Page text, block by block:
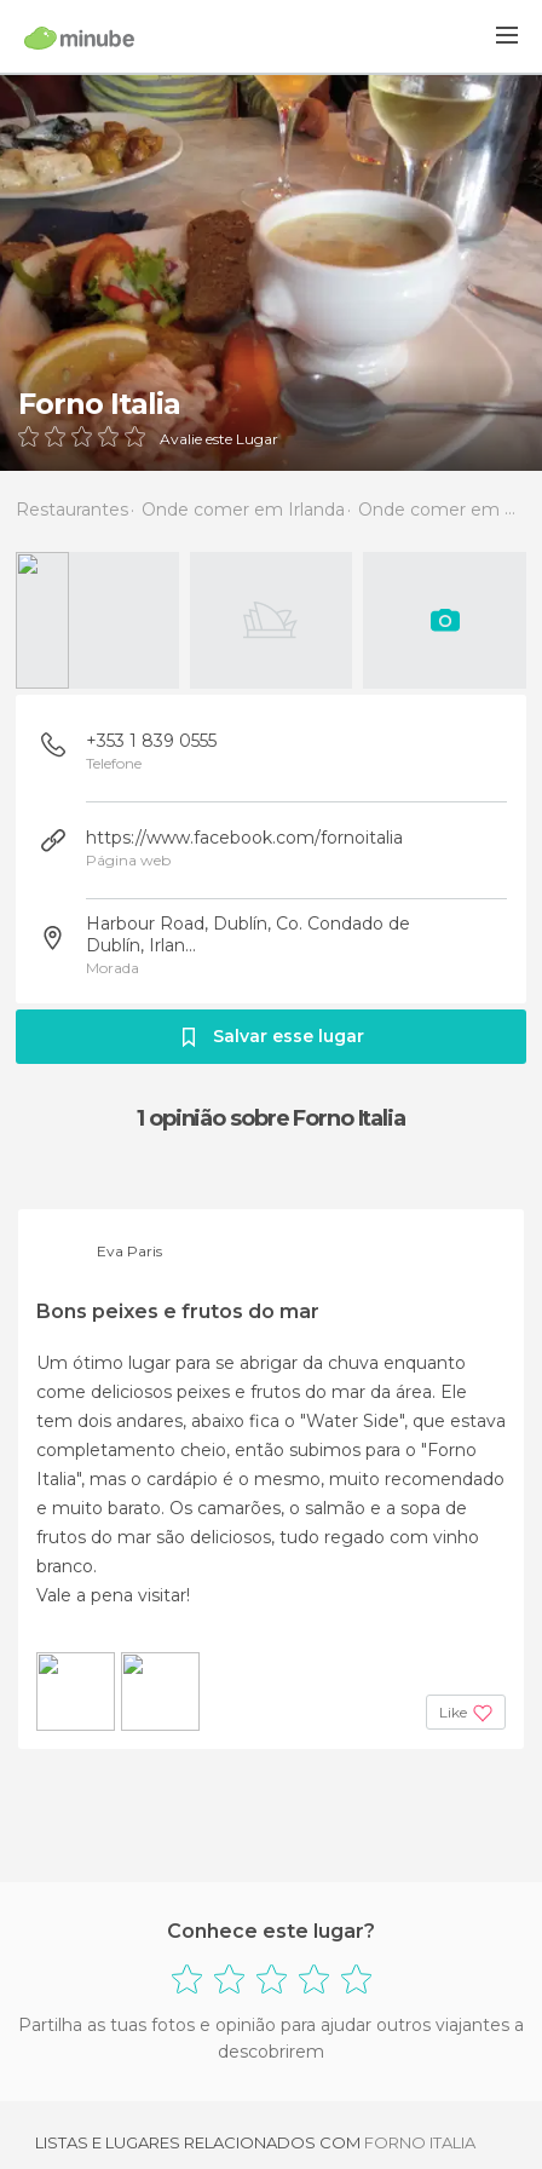
Forno Italia
Avalie este Lugar
Restaurantes Onde comer em Irlanda Onde comer em Dublin
+353 1 839 0555
Telefone
https://www.facebook.com/fornoitalia
Página web
Harbour Road, Dublín, Co. Condado de
Dublín, Irlan...
Morada
Salvar esse lugar
1 opiniãosobre Forno Italia
Eva Paris
Bons peixes e frutos do mar
Um ótimo lugar para se abrigar da chuva enquanto
come deliciosos peixes e frutos do mar da área. Ele
tem dois andares, abaixo fica o "Water Side", que estava
completamento cheio, então subimos para o "Forno
Italia", mas o cardápio é o mesmo, muito recomendado
e muito barato. Os camarões, o salmão e a sopa de
frutos do mar são deliciosos, tudo regado com vinho
branco.
Vale a pena visitar!
Like
Conhece este lugar?
Partilha as tuas fotos e opinião para ajudar outros viajantes a
descobrirem
LISTAS E LUGARES RELACIONADOS COM FORNO ITALIA